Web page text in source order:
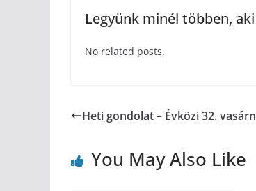
Legyünk minél többen,
No related posts.
Heti gondolat – Évközi 32.
You May Also Like